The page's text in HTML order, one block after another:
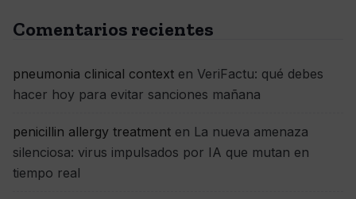
Comentarios recientes
pneumonia clinical context en VeriFactu: qué debes
hacer hoy para evitar sanciones mañana
penicillin allergy treatment en La nueva amenaza
silenciosa: virus impulsados por IA que mutan en
tiempo real